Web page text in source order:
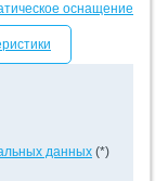
данных (*)
оснащение